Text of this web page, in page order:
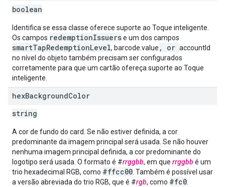
boolean
Identifica se essa classe oferece suporte ao Toque inteligente.
Os campos redemptionIssuerse um dos campos
smartTapRedemptionLevel, barcode.value , or accountId
no nível do objeto também precisam ser configurados
corretamente para que um cartão ofereça suporte ao Toque
inteligente.
hexBackgroundColor
string
A cor de fundo do card. Se não estiver definida, a cor
predominante da imagem principal será usada. Se não houver
nenhuma imagem principal definida, a cor predominante do
logotipo será usada. O formato é #rrggbb, em que rrggbb é um
trio hexadecimal RGB, como #ffcc00 . Também é possível usar
a versão abreviada do trio RGB, que é #rgb, como #fc0